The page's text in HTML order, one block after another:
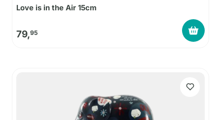
Love is in the Air 15cm
79,95